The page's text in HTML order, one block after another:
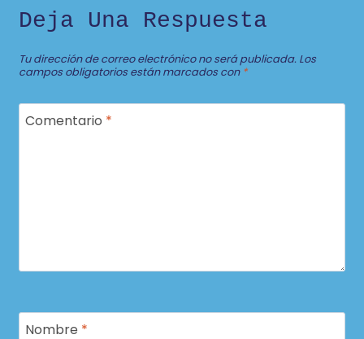
Deja Una Respuesta
Tu dirección de correo electrónico no será publicada. Los
campos obligatorios están marcados con *
Comentario *
Nombre *